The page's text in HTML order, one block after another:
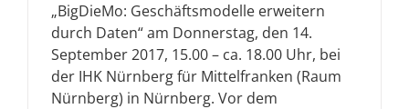
„BigDieMo: Geschäftsmodelle erweitern
durch Daten“ am Donnerstag, den 14.
September 2017, 15.00 – ca. 18.00 Uhr, bei
der IHK Nürnberg für Mittelfranken (Raum
Nürnberg) in Nürnberg. Vor dem